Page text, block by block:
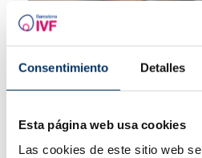
Consentimiento Detalles
Esta página web usa cookies
Las cookies de este sitio web
Què s’ha de fer si la
test d’embaràs negatiu?